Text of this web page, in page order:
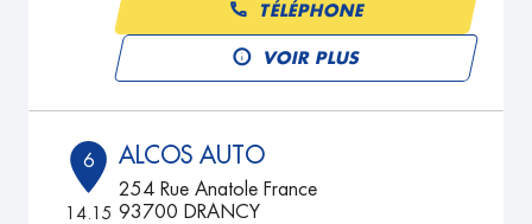
TÉLÉPHONE
VOIR PLUS
6
14.15
ALCOS AUTO
254 Rue Anatole France
93700 DRANCY